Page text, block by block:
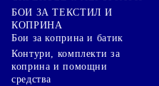
БОИ ЗА ТЕКСТИЛ И
КОПРИНА
Бои за коприна и батик
Контури, комплекти за
коприна и помощни
средства